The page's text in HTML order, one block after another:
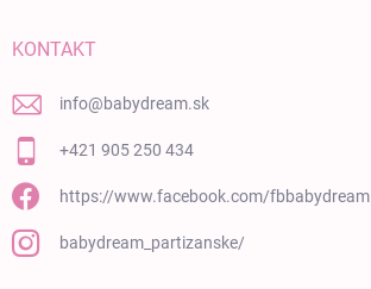
KONTAKT
info@babydream.sk
+421 905 250 434
https://www.facebook.com/fbbabydream
babydream_partizanske/